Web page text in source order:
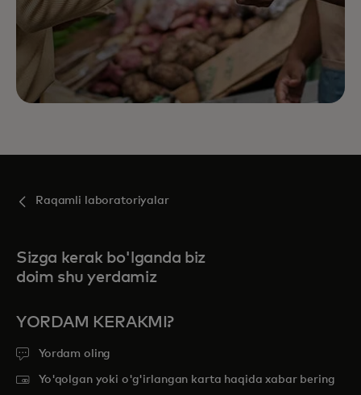
Raqamli laboratoriyalar
Sizga kerak bo'lganda biz
doim shu yerdamiz
YORDAM KERAKMI?
Yordam oling
Yo'qolgan yoki o'g'irlangan karta haqida xabar bering